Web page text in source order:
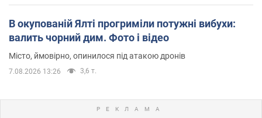
В окупованій Ялті прогриміли потужні вибухи:
валить чорний дим. Фото і відео
Місто, ймовірно, опинилося під атакою дронів
7.08.2026 13:26 3,6 т.